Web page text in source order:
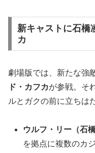
新キャストに石橋
カ
劇場版では、新たな強
ド・カフカが参戦。そ
ルとガクの前に立ちは
ウルフ・リー（石橋
を拠点に複数のカ